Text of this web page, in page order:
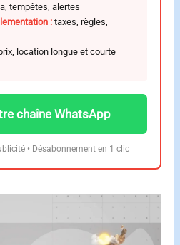
tempêtes, alertes
:taxes, règles,
location longue et courte
chaîne WhatsApp
• Désabonnement en 1 clic